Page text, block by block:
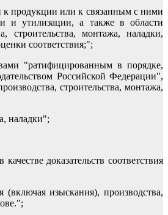
к продукции или к связанным с ними
и утилизации, а также в области
строительства, монтажа, наладки,
соответствия;";
"ратифицированным в порядке,
Российской Федерации",
строительства, монтажа,
наладки";
доказательств соответствия
изыскания), производства,